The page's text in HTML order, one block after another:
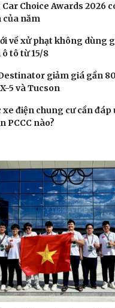
Choice Awards 2026
của năm
về xử phạt không dùng
tô từ 15/8
giảm giá gần
5 và Tucson
xe điện chung cư cần
PCCC nào?